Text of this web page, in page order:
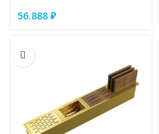
56.888 ₽